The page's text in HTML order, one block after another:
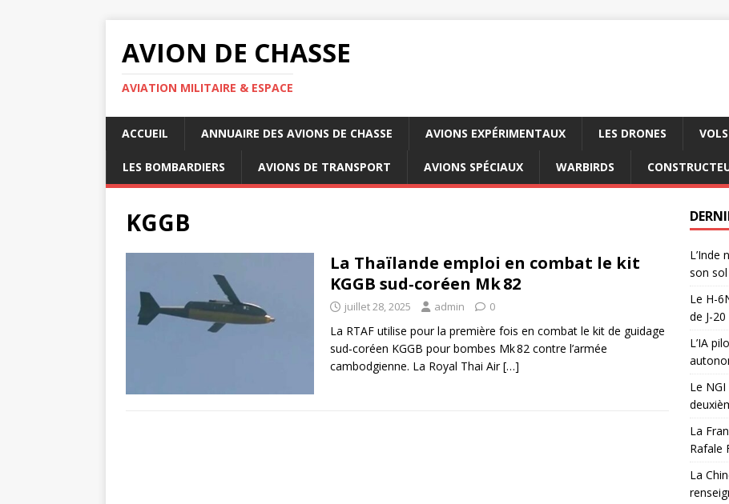
AVION DE CHASSE
AVIATION MILITAIRE & ESPACE
ACCUEIL ANNUAIRE DES AVIONS DE CHASSE AVIONS EXPÉRIMENTAUX LES DRONES
LES BOMBARDIERS AVIONS DE TRANSPORT AVIONS SPÉCIAUX WARBIRDS
KGGB
La Thaïlande emploi en combat le kit
KGGB sud‑coréen Mk 82
juillet 28, 2025 admin 0
La RTAF utilise pour la première fois en combat le kit de guidage
sud‑coréen KGGB pour bombes Mk 82 contre l’armée
cambodgienne. La Royal Thai Air[…]
L’Inde
son sol
Le H-
de J-20
L’IA
Le
La
Rafale
La